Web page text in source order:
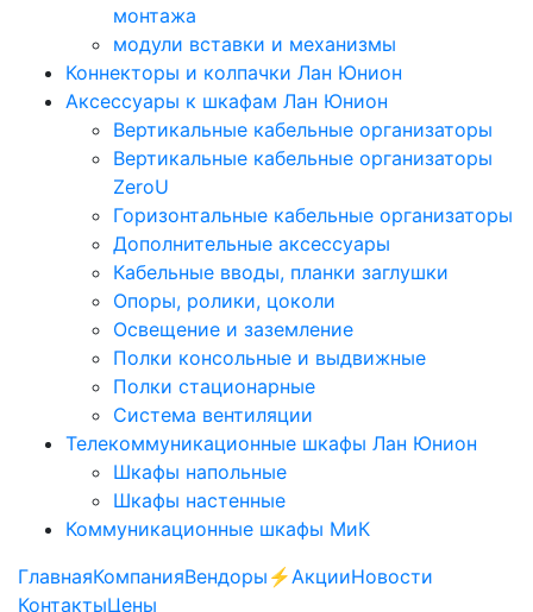
монтажа
модули вставки и механизмы
Коннекторы и колпачки Лан Юнион
Аксессуары к шкафам Лан Юнион
Вертикальные кабельные организаторы
Вертикальные кабельные организаторы
ZeroU
Горизонтальные кабельные организаторы
Дополнительные аксессуары
Кабельные вводы, планки заглушки
Опоры, ролики, цоколи
Освещение и заземление
Полки консольные и выдвижные
Полки стационарные
Система вентиляции
Телекоммуникационные шкафы Лан Юнион
Шкафы напольные
Шкафы настенные
Коммуникационные шкафы МиК
ГлавнаяКомпанияВендоры ⚡️АкцииНовости
КонтактыЦены